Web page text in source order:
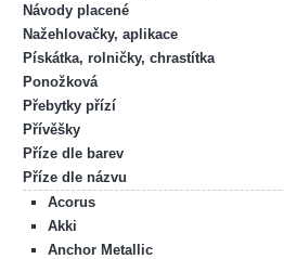
Návody placené
Nažehlovačky, aplikace
Pískátka, rolničky, chrastítka
Ponožková
Přebytky přízí
Přívěšky
Příze dle barev
Příze dle názvu
Acorus
Akki
Anchor Metallic